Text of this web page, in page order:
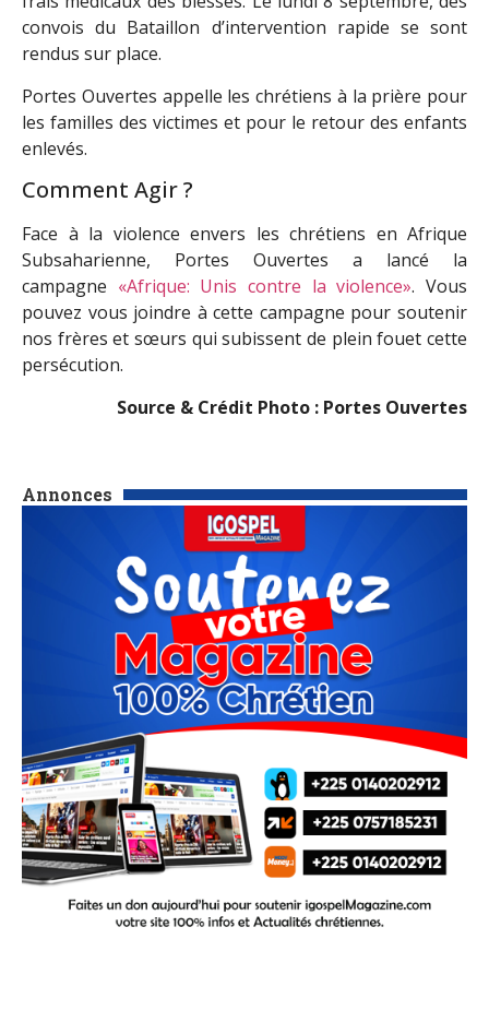
Annonces
convois du Bataillon d’intervention rapide se sont
rendus sur place.
Portes Ouvertes appelle les chrétiens à la prière pour
les familles des victimes et pour le retour des enfants
enlevés.
Comment Agir ?
Face à la violence envers les chrétiens en Afrique
Subsaharienne, Portes Ouvertes a lancé la
campagne «Afrique: Unis contre la violence». Vous
pouvez vous joindre à cette campagne pour soutenir
nos frères et sœurs qui subissent de plein fouet cette
persécution.
Source & Crédit Photo : Portes Ouvertes